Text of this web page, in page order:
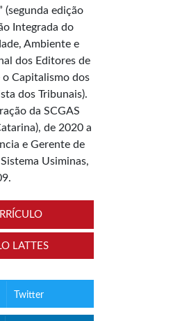
(segunda edição
Integrada do
Ambiente e
dos Editores de
o Capitalismo dos
dos Tribunais).
da SCGAS
de 2020 a
e Gerente de
Usiminas,
LATTES
Twitter